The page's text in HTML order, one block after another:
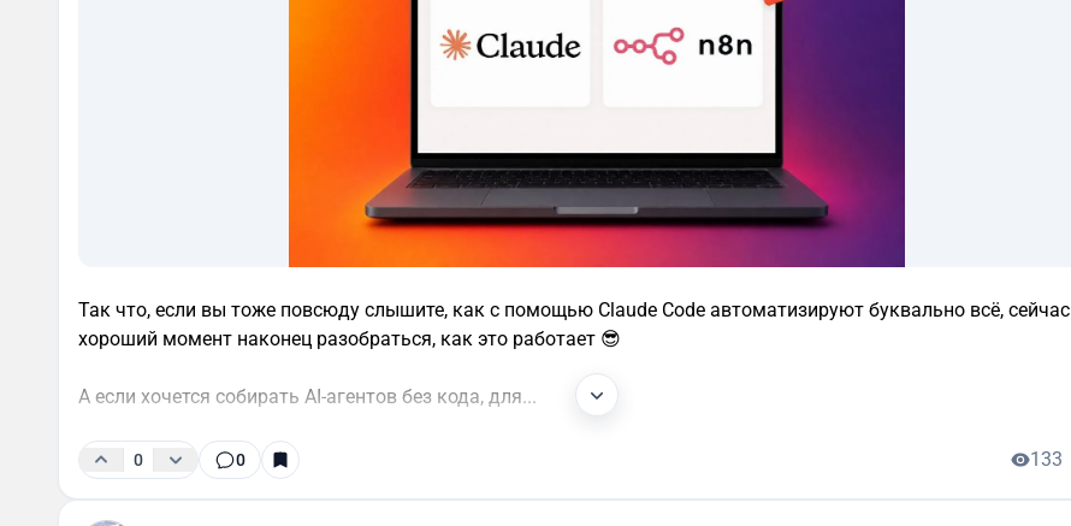
Так что, если вы тоже повсюду слышите, как с помощью Claude Code автоматизируют буквально всё, сейчас
хороший момент наконец разобраться, как это работает 😎
А если хочется собирать AI-агентов без кода, для...
0 0 133